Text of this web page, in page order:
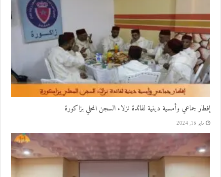
إفطار جماعي وأمسية دينية لفائدة نزلاء السجن المحلي بزاكورة
مايو 16, 2024